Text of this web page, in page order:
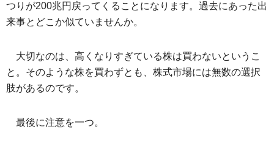
つりが200兆円戻ってくることになります。過去にあった出
来事とどこか似ていませんか。
大切なのは、高くなりすぎている株は買わないというこ
と。そのような株を買わずとも、株式市場には無数の選択
肢があるのです。
最後に注意を一つ。